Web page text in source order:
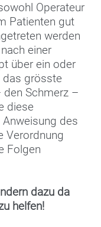
Operateur
Patienten gut
werden
einer
über ein oder
das grösste
den Schmerz –
diese
des
Verordnung
Folgen
dazu da
helfen!